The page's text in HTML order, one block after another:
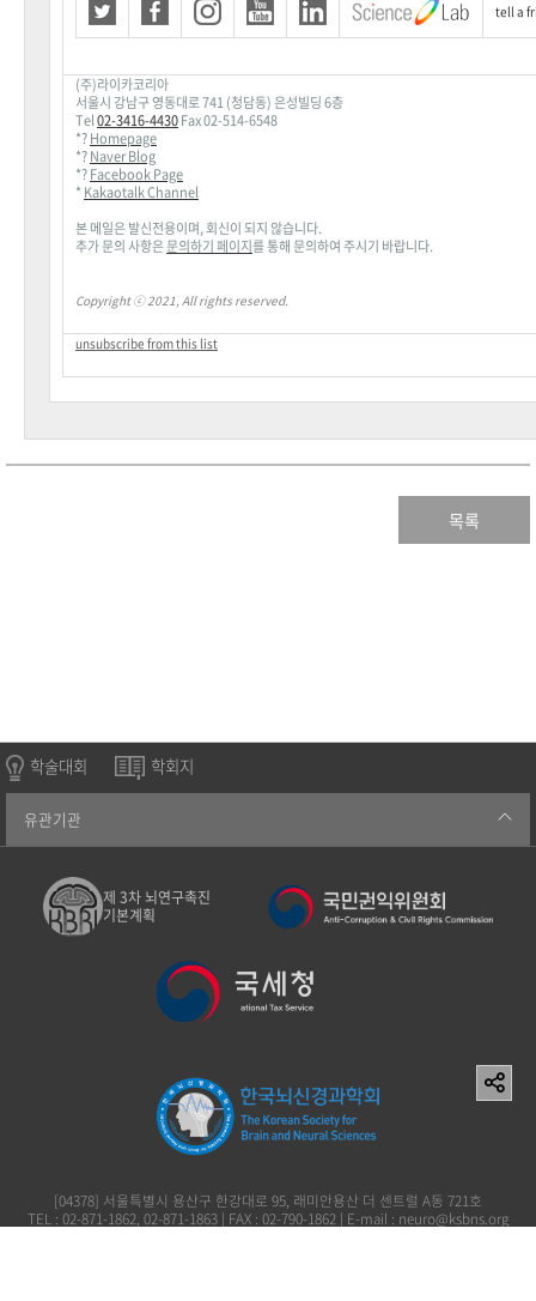
tell a
(주)라이카코리아
서울시 강남구영동대로741 (청담동)은성빌딩6층
Tel02-3416-4430Fax 02-514-6548
*?Homepage
*?Naver Blog
*?Facebook Page
* Kakaotalk Channel
본메일은발신전용이며,회신이되지 않습니다.
추가문의사항은문의하기페이지를통해문의하여주시기 바랍니다.
Copyright ⓒ 2021, All rights reserved.
unsubscribe from this list
목록
학술대회 학회지
유관기관
제 3차 뇌연구촉진
기본계획
[04378] 서울특별시 용산구 한강대로 95, 래미안용산 더 센트럴 A동 721호
TEL : 02-871-1862, 02-871-1863 | FAX : 02-790-1862 | E-mail : neuro@ksbns.org